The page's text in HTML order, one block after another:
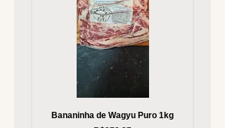
Bananinha de Wagyu Puro 1kg